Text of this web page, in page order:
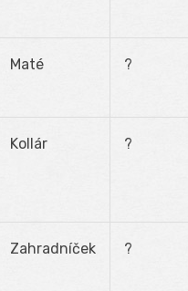
Maté ?
Kollár ?
Zahradníček ?